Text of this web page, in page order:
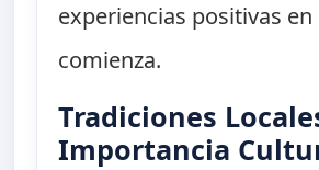
experiencias positivas
comienza.
Tradiciones
Importancia